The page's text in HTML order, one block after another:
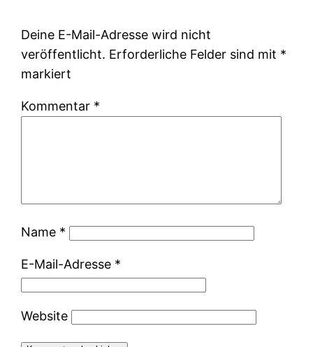
Deine E-Mail-Adresse wird nicht
veröffentlicht. Erforderliche Felder sind mit *
markiert
Kommentar *
Name *
E-Mail-Adresse *
Website